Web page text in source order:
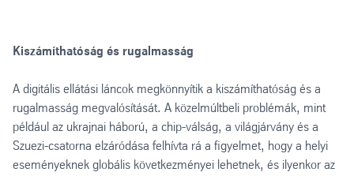
Kiszámíthatóság és rugalmasság
A digitális ellátási láncok megkönnyítik a kiszámíthatóság és a
rugalmasság megvalósítását. A közelmúltbeli problémák, mint
például az ukrajnai háború, a chip-válság, a világjárvány és a
Szuezi-csatorna elzáródása felhívta rá a figyelmet, hogy a helyi
eseményeknek globális következményei lehetnek, és ilyenkor az